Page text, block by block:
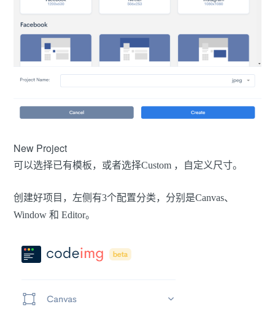
New Project
可以选择已有模板，或者选择Custom ，自定义尺寸。
创建好项目，左侧有3个配置分类，分别是Canvas、
Window 和 Editor。